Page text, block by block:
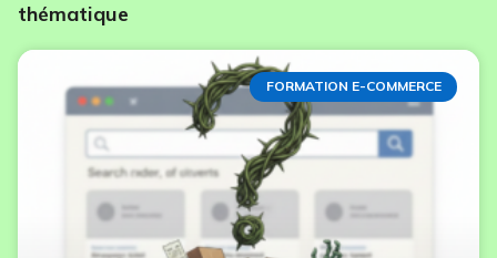
thématique
FORMATION E-COMMERCE